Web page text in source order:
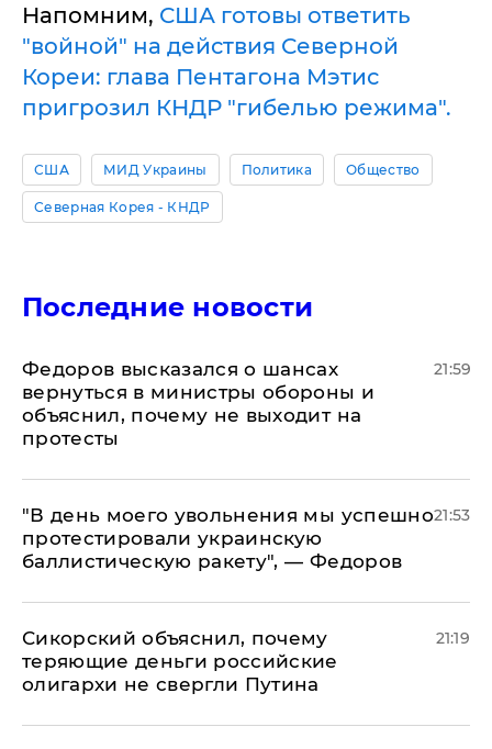
Напомним, США готовы ответить
"войной" на действия Северной
Кореи: глава Пентагона Мэтис
пригрозил КНДР "гибелью режима".
США МИД Украины Политика Общество
Северная Корея - КНДР
Последние новости
Федоров высказался о шансах
вернуться в министры обороны и
объяснил, почему не выходит на
протесты
21:59
​"В день моего увольнения мы успешно
протестировали украинскую
баллистическую ракету", — Федоров
21:53
Сикорский объяснил, почему
теряющие деньги российские
олигархи не свергли Путина
21:19